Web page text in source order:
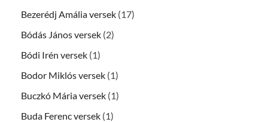
Bezerédj Amália versek (17)
Bódás János versek (2)
Bódi Irén versek (1)
Bodor Miklós versek (1)
Buczkó Mária versek (1)
Buda Ferenc versek (1)